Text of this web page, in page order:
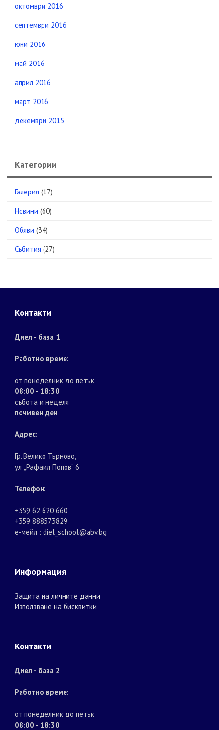
октомври 2016
септември 2016
юни 2016
май 2016
април 2016
март 2016
декември 2015
Категории
Галерия (17)
Новини (60)
Обяви (34)
Събития (27)
Контакти
Диел - база 1
Работно време:
от понеделник до петък
08:00 - 18:30
събота и неделя
почивен ден
Адрес:
Гр. Велико Търново,
ул. „Рафаил Попов“ 6
Телефон:
+359 62 620 660
+359 888573829
е-мейл : diel_school@abv.bg
Информация
Защита на личните данни
Използване на бисквитки
Контакти
Диел - база 2
Работно време:
от понеделник до петък
08:00 - 18:30